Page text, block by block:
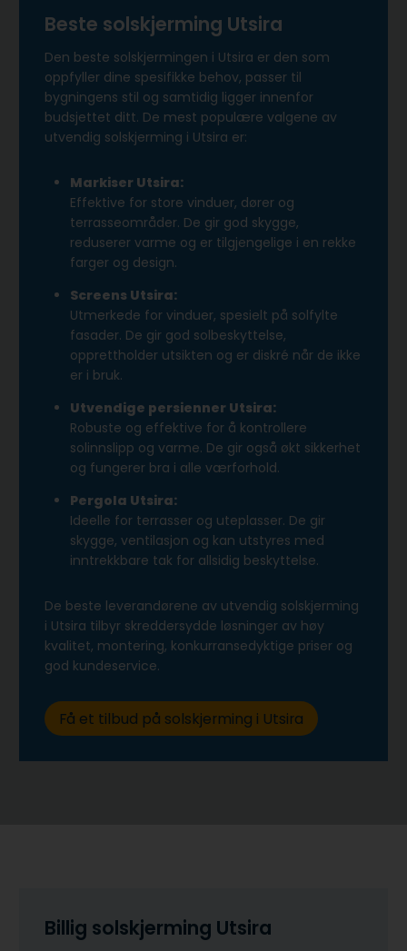
Beste solskjerming Utsira
Den beste solskjermingen i Utsira er den som
oppfyller dine spesifikke behov, passer til
bygningens stil og samtidig ligger innenfor
budsjettet ditt. De mest populære valgene av
utvendig solskjerming i Utsira er:
Markiser Utsira:
Effektive for store vinduer, dører og
terrasseområder. De gir god skygge,
reduserer varme og er tilgjengelige i en rekke
farger og design.
Screens Utsira:
Utmerkede for vinduer, spesielt på solfylte
fasader. De gir god solbeskyttelse,
opprettholder utsikten og er diskré når de ikke
er i bruk.
Utvendige persienner Utsira:
Robuste og effektive for å kontrollere
solinnslipp og varme. De gir også økt sikkerhet
og fungerer bra i alle værforhold.
Pergola Utsira:
Ideelle for terrasser og uteplasser. De gir
skygge, ventilasjon og kan utstyres med
inntrekkbare tak for allsidig beskyttelse.
De beste leverandørene av utvendig solskjerming
i Utsira tilbyr skreddersydde løsninger av høy
kvalitet, montering, konkurransedyktige priser og
god kundeservice.
Få et tilbud på solskjerming i Utsira
Billig solskjerming Utsira